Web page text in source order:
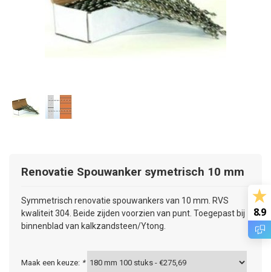
Renovatie Spouwanker symetrisch 10 mm
Symmetrisch renovatie spouwankers van 10 mm. RVS
kwaliteit 304. Beide zijden voorzien van punt. Toegepast bij
binnenblad van kalkzandsteen/Ytong.
Maak een keuze: *
8.9